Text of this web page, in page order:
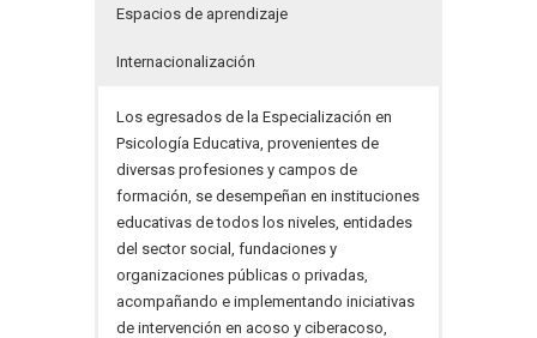
Espacios de aprendizaje
Internacionalización
Los egresados de la Especialización en
Psicología Educativa, provenientes de
diversas profesiones y campos de
formación, se desempeñan en instituciones
educativas de todos los niveles, entidades
del sector social, fundaciones y
organizaciones públicas o privadas,
acompañando e implementando iniciativas
de intervención en acoso y ciberacoso,